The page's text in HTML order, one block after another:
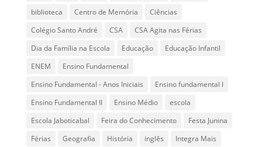
biblioteca
Centro de Memória
Ciências
Colégio Santo André
CSA
CSA Agita nas Férias
Dia da Família na Escola
Educação
Educação Infantil
ENEM
Ensino Fundamental
Ensino Fundamental - Anos Iniciais
Ensino fundamental I
Ensino Fundamental II
Ensino Médio
escola
Escola Jaboticabal
Feira do Conhecimento
Festa Junina
Férias
Geografia História inglês
Integra Mais